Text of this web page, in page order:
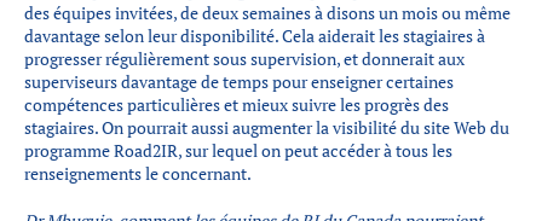
des équipes invitées, de deux semaines à disons un mois ou même
davantage selon leur disponibilité. Cela aiderait les stagiaires à
progresser régulièrement sous supervision, et donnerait aux
superviseurs davantage de temps pour enseigner certaines
compétences particulières et mieux suivre les progrès des
stagiaires. On pourrait aussi augmenter la visibilité du site Web du
programme Road2IR, sur lequel on peut accéder à tous les
renseignements le concernant.